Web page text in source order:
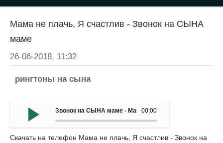
Мама не плачь, Я счастлив - Звонок на СЫНА
маме
26-06-2018, 11:32
рингтоны на сына
00:00
Звонок на СЫНА маме - Мама не плачь, Я счастлив
Скачать на телефон Мама не плачь, Я счастлив - Звонок на